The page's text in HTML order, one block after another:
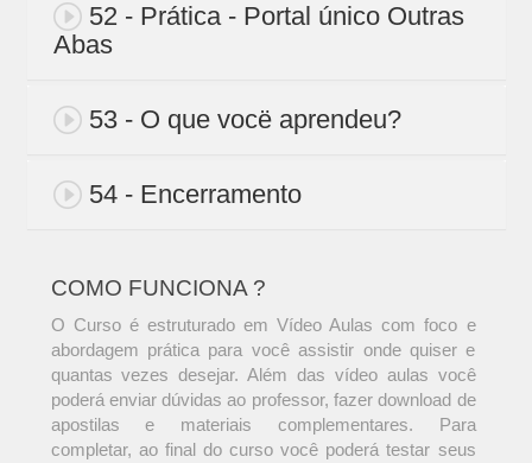
52 - Prática - Portal único Outras
Abas
53 - O que vocë aprendeu?
54 - Encerramento
COMO FUNCIONA ?
O Curso é estruturado em Vídeo Aulas com foco e
abordagem prática para você assistir onde quiser e
quantas vezes desejar. Além das vídeo aulas você
poderá enviar dúvidas ao professor, fazer download de
apostilas e materiais complementares. Para
completar, ao final do curso você poderá testar seus